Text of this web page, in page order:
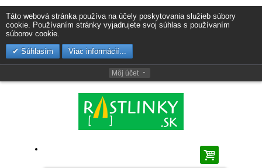
Táto webová stránka používa na účely poskytovania služieb súbory
cookie. Používaním stránky vyjadrujete svoj súhlas s používaním
súborov cookie.
Súhlasím
Viac informácií...
Môj účet